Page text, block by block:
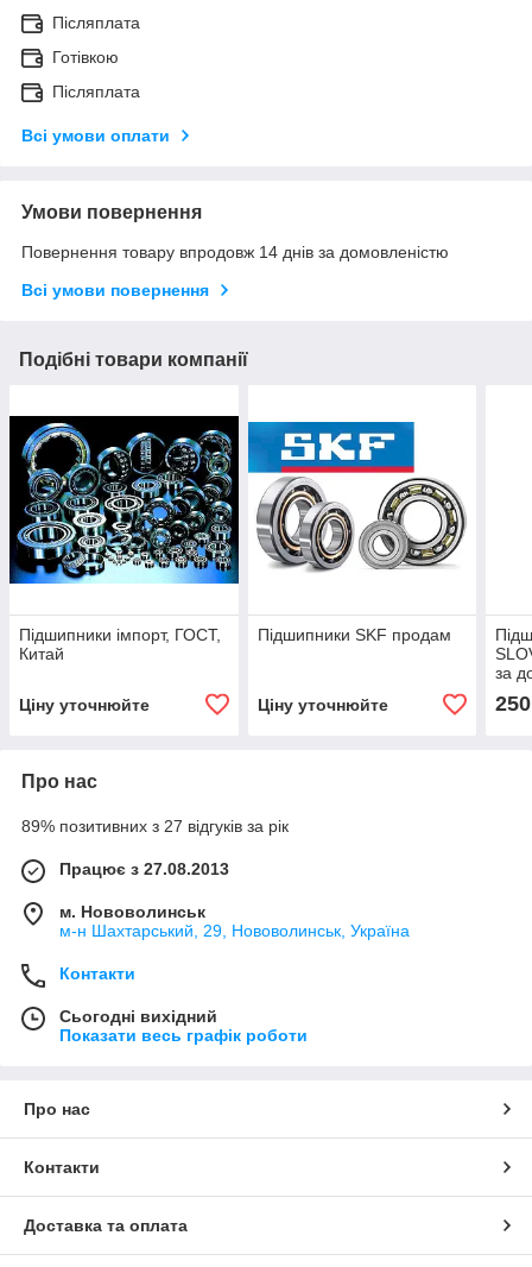
Післяплата
Готівкою
Післяплата
Всі умови оплати
Умови повернення
Повернення товару впродовж 14 днів за домовленістю
Всі умови повернення
Подібні товари компанії
Підшипники імпорт, ГОСТ,
Китай
Ціну уточнюйте
Підшипники SKF продам
Ціну уточнюйте
за
250
Про нас
89% позитивних з 27 відгуків за рік
Працює з 27.08.2013
м. Нововолинськ
м-н Шахтарський, 29, Нововолинськ, Україна
Контакти
Сьогодні вихідний
Показати весь графік роботи
Про нас
Контакти
Доставка та оплата